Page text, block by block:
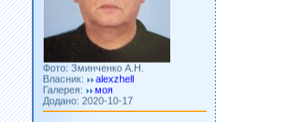
Фото: Зминченко А.Н.
Власник:
alexzhell
Галерея:
моя
Додано: 2020-10-17